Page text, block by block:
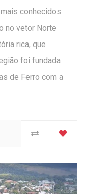
conhecidos
no vetor Norte
rica, que
foi fundada
de Ferro com a